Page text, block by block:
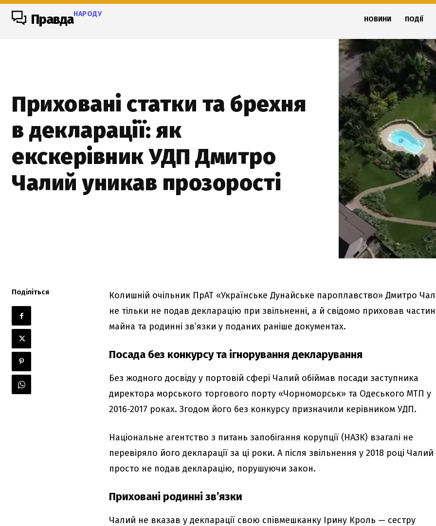
ПравдаНАРОДУ
НОВИНИ ПОДІЇ
Приховані статки та брехня
в декларації: як
екскерівник УДП Дмитро
Чалий уникав прозорості
Поділіться
Колишній очільник ПрАТ «Українське Дунайське пароплавство» Дмитро
не тільки не подав декларацію при звільненні, а й свідомо приховав
майна та родинні зв’язки у поданих раніше документах.
Посада без конкурсу та ігнорування декларування
Без жодного досвіду у портовій сфері Чалий обіймав посади заступника
директора морського торгового порту «Чорноморськ» та Одеського МТП у
2016-2017 роках. Згодом його без конкурсу призначили керівником УДП.
Національне агентство з питань запобігання корупції (НАЗК) взагалі не
перевіряло його декларації за ці роки. А після звільнення у 2018 році Чалий
просто не подав декларацію, порушуючи закон.
Приховані родинні зв’язки
Чалий не вказав у декларації свою співмешканку Ірину Кроль — сестру